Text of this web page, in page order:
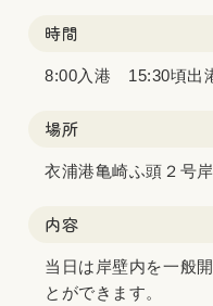
時間
8:00入港 15:30頃出
場所
衣浦港亀崎ふ頭２号
内容
当日は岸壁内を一般
とができます。